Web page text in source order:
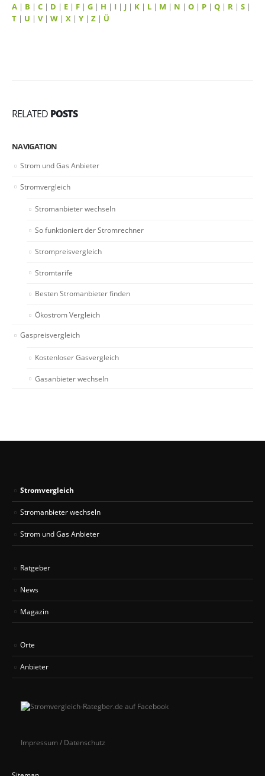
A | B | C | D | E | F | G | H | I | J | K | L | M | N | O | P | Q | R | S |
T | U | V| W | X | Y | Z | Ü
RELATED POSTS
NAVIGATION
Strom und Gas Anbieter
Stromvergleich
Stromanbieter wechseln
So funktioniert der Stromrechner
Strompreisvergleich
Stromtarife
Besten Stromanbieter finden
Ökostrom Vergleich
Gaspreisvergleich
Kostenloser Gasvergleich
Gasanbieter wechseln
Stromvergleich
Stromanbieter wechseln
Strom und Gas Anbieter
Ratgeber
News
Magazin
Orte
Anbieter
Impressum / Datenschutz